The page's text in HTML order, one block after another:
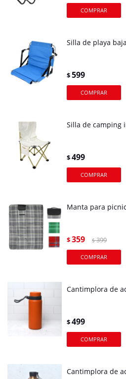
Silla de playa
$599
Silla de camping
$499
Manta para
$359 $ 399
Cantimplora de
$499
Cantimplora de